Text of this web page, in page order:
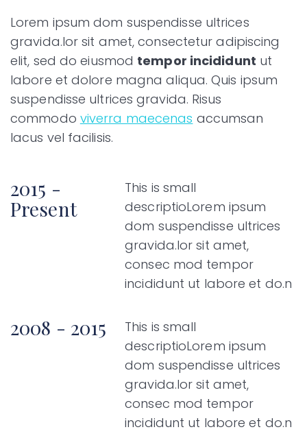
Lorem ipsum dom suspendisse ultrices
gravida.lor sit amet, consectetur adipiscing
elit, sed do eiusmod tempor incididunt ut
labore et dolore magna aliqua. Quis ipsum
suspendisse ultrices gravida. Risus
commodo viverra maecenas accumsan
lacus vel facilisis.
2015 -
Present
This is small
descriptioLorem ipsum
dom suspendisse ultrices
gravida.lor sit amet,
consec mod tempor
incididunt ut labore et do.n
2008 - 2015
This is small
descriptioLorem ipsum
dom suspendisse ultrices
gravida.lor sit amet,
consec mod tempor
incididunt ut labore et do.n